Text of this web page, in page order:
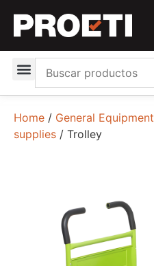
Home / General Equipment
supplies / Trolley